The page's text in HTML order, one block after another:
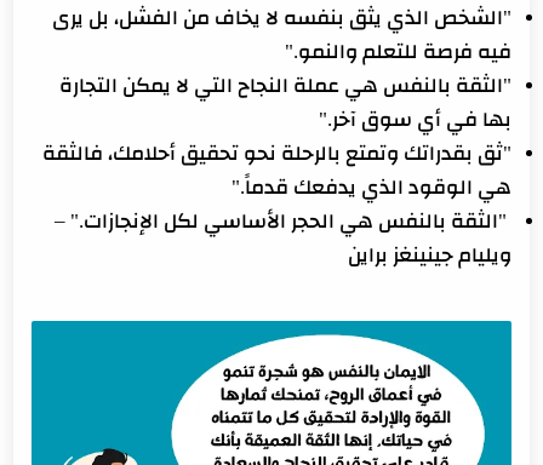
"الشخص الذي يثق بنفسه لا يخاف من الفشل، بل يرى
فيه فرصة للتعلم والنمو."
"الثقة بالنفس هي عملة النجاح التي لا يمكن التجارة
بها في أي سوق آخر."
"ثق بقدراتك وتمتع بالرحلة نحو تحقيق أحلامك، فالثقة
هي الوقود الذي يدفعك قدماً."
"الثقة بالنفس هي الحجر الأساسي لكل الإنجازات." –
ويليام جينينغز براين